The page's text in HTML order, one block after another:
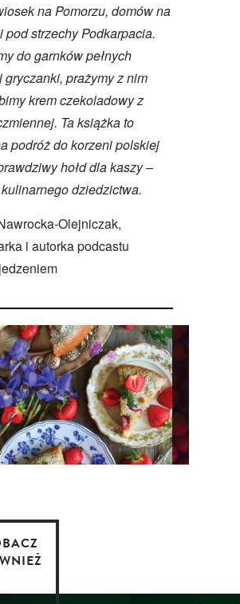
na Pomorzu, domów na
pod strzechy Podkarpacia.
do garnków pełnych
gryczanki, prażymy z nim
krem czekoladowy z
Ta książka to
podróż do korzeni polskiej
hołd dla kaszy –
dziedzictwa.
Olejniczak,
i autorka podcastu